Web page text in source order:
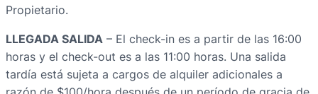
Propietario.
LLEGADA SALIDA – El check-in es a partir de las 16:00
horas y el check-out es a las 11:00 horas. Una salida
tardía está sujeta a cargos de alquiler adicionales a